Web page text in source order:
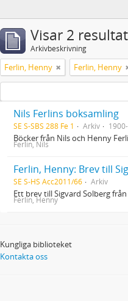
Visar 2 resultat
Arkivbeskrivning
Ferlin, Henny Ferlin, Henny
Nils Ferlins boksamling
SE S-SBS 288 Fe 1 Arkiv
Böcker från Nils och Henny
Ferlin, Nils
Ferlin, Henny: Brev till
SE S-HS Acc2011/66 Arkiv
Ett brev till Sigvard Solberg
Ferlin, Henny
Kungliga biblioteket
Kontakta oss